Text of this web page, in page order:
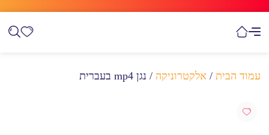
עמוד הבית / אלקטרוניקה / נגן mp4 בעברית